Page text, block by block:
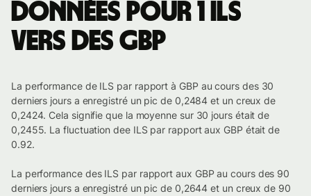
Données pour 1 ILS
vers des GBP
La performance de ILS par rapport à GBP au cours des 30
derniers jours a enregistré un pic de 0,2484 et un creux de
0,2424. Cela signifie que la moyenne sur 30 jours était de
0,2455. La fluctuation dee ILS par rapport aux GBP était de
0.92.
La performance des ILS par rapport aux GBP au cours des 90
derniers jours a enregistré un pic de 0,2644 et un creux de 90